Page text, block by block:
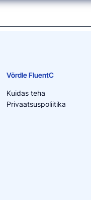
Võrdle FluentC
Kuidas teha
Privaatsuspoliitika